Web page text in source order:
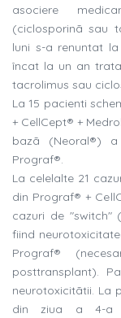
asociere
(ciclosporinã sau
luni s-a renuntat
încat la un an
tacrolimus sau
La 15 pacienti
+ CellCept® +
bazã (Neoral®)
Prograf®.
La celelalte 21
din Prograf® +
cazuri de "switch"
fiind
Prograf®
posttransplant).
neurotoxicitãtii. La
din ziua a 4-a